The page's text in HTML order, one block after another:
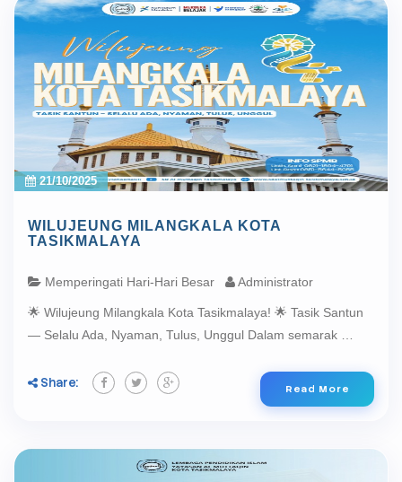
21/10/2025
WILUJEUNG MILANGKALA KOTA
TASIKMALAYA
Memperingati Hari-Hari Besar Administrator
🌟 Wilujeung Milangkala Kota Tasikmalaya! 🌟 Tasik Santun
— Selalu Ada, Nyaman, Tulus, Unggul Dalam semarak …
Share: Read More